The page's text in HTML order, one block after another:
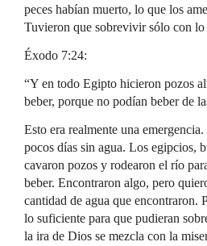
peces habían muerto, lo que los
Tuvieron que sobrevivir sólo con
Éxodo 7:24:
“Y en todo Egipto hicieron pozos
beber, porque no podían beber de
Esto era realmente una
pocos días sin agua. Los egipcios,
cavaron pozos y rodearon el río
beber. Encontraron algo, pero
cantidad de agua que encontraron.
lo suficiente para que pudieran
la ira de Dios se mezcla con la